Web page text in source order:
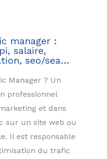
manager :
salaire,
seo/sea…
Manager ? Un
professionnel
et dans
sur un site web ou
Il est responsable
du trafic